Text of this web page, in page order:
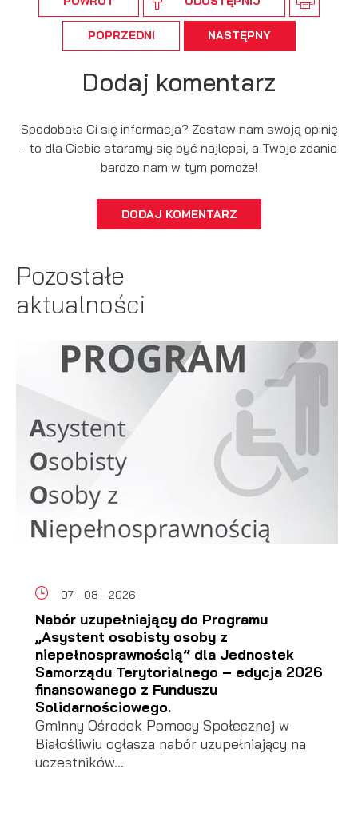
POPRZEDNI NASTĘPNY
Dodaj komentarz
Spodobała Ci się informacja? Zostaw nam swoją opinię
- to dla Ciebie staramy się być najlepsi, a Twoje zdanie
bardzo nam w tym pomoże!
DODAJ KOMENTARZ
Pozostałe
aktualności
07 - 08 - 2026
Nabór uzupełniający do Programu
„Asystent osobisty osoby z
niepełnosprawnością” dla Jednostek
Samorządu Terytorialnego – edycja 2026
finansowanego z Funduszu
Solidarnościowego.
Gminny Ośrodek Pomocy Społecznej w
Białośliwiu ogłasza nabór uzupełniający na
uczestników...